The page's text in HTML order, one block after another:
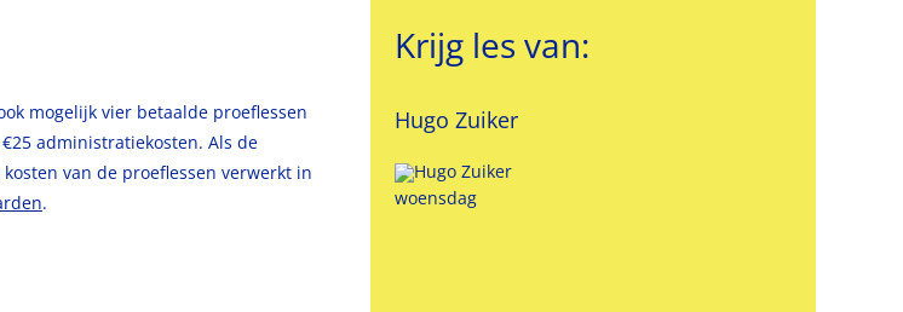
mogelijk vier betaalde proeflessen
administratiekosten. Als de
van de proeflessen verwerkt in
.
Krijg les van:
Hugo Zuiker
woensdag